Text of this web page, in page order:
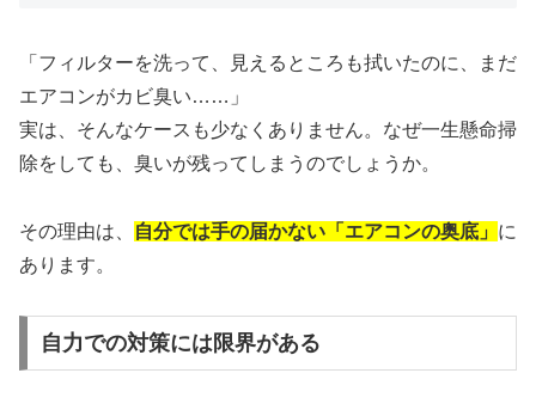
「フィルターを洗って、見えるところも拭いたのに、まだ
エアコンがカビ臭い……」
実は、そんなケースも少なくありません。なぜ一生懸命掃
除をしても、臭いが残ってしまうのでしょうか。
その理由は、 自分では手の届かない「エアコンの奥底」 に
あります。
自力での対策には限界がある